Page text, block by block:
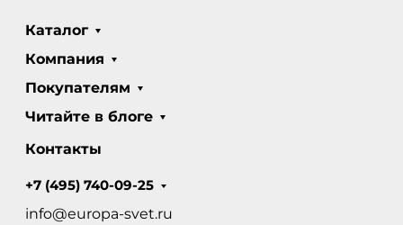
Каталог
Компания
Покупателям
Читайте в блоге
Контакты
+7 (495) 740-09-25
info@europa-svet.ru